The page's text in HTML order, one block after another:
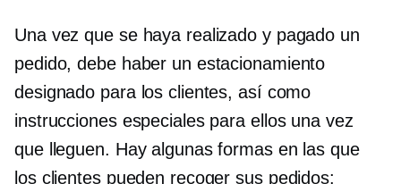
Una vez que se haya realizado y pagado un
pedido, debe haber un estacionamiento
designado para los clientes, así como
instrucciones especiales para ellos una vez
que lleguen. Hay algunas formas en las que
los clientes pueden recoger sus pedidos: